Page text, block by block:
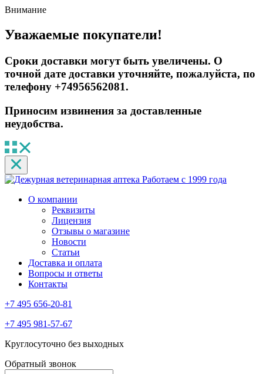
Внимание
Уважаемые покупатели!
Сроки доставки могут быть увеличены. О
точной дате доставки уточняйте, пожалуйста, по
телефону +74956562081.
Приносим извинения за доставленные
неудобства.
Работаем с 1999 года
О компании
Реквизиты
Лицензия
Отзывы о магазине
Новости
Статьи
Доставка и оплата
Вопросы и ответы
Контакты
+7 495 656-20-81
+7 495 981-57-67
Круглосуточно без выходных
Обратный звонок